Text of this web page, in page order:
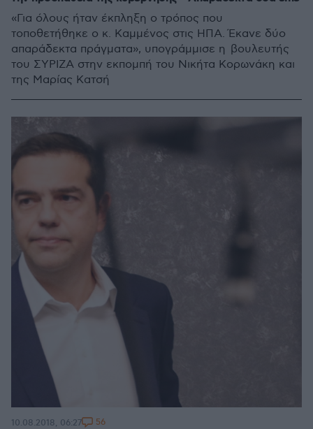
«Για όλους ήταν έκπληξη ο τρόπος που
τοποθετήθηκε ο κ. Καμμένος στις ΗΠΑ. Έκανε δύο
απαράδεκτα πράγματα», υπογράμμισε η βουλευτής
του ΣΥΡΙΖΑ στην εκπομπή του Νικήτα Κορωνάκη και
της Μαρίας Κατσή
10.08.2018, 06:27 56